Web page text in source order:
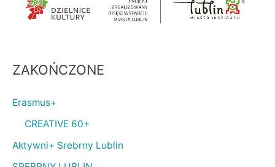
ZAKOŃCZONE
Erasmus+
CREATIVE 60+
Aktywni+ Srebrny Lublin